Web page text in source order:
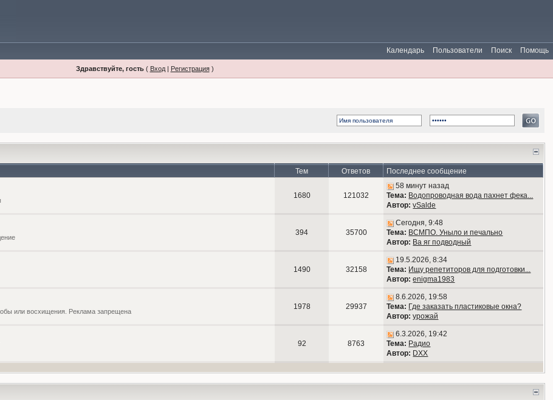
Помощь
Поиск
Пользователи
Календарь
Здравствуйте, гость( Вход| Регистрация)
Тем Ответов Последнее сообщение
1680 121032
58 минут назад
Тема: Водопроводная вода пахнет фека...
Автор: vSalde
394 35700
Сегодня, 9:48
Тема: ВСМПО. Уныло и печально
Автор: Ва яг подводный
1490 32158
19.5.2026, 8:34
Тема: Ищу репетиторов для подготовки...
Автор: enigma1983
или восхищения. Реклама запрещена
1978 29937
8.6.2026, 19:58
Тема: Где заказать пластиковые окна?
Автор: урожай
92 8763
6.3.2026, 19:42
Тема: Радио
Автор: DXX